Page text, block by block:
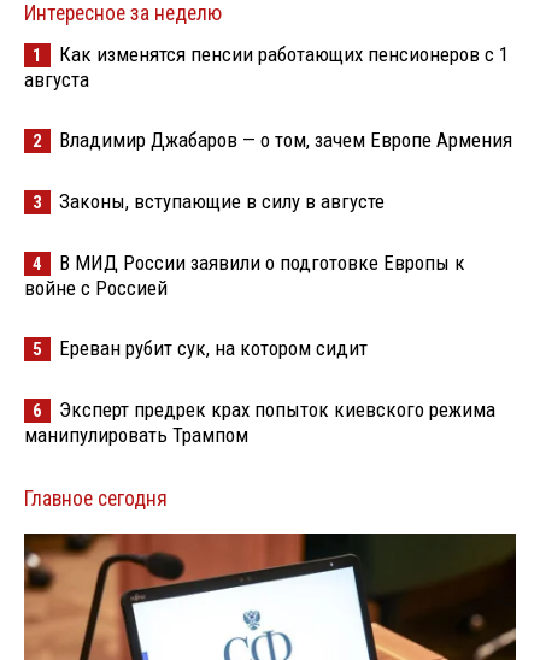
Интересное за неделю
1
Как изменятся пенсии работающих пенсионеров с 1
августа
2 Владимир Джабаров — о том, зачем Европе Армения
3 Законы, вступающие в силу в августе
4
В МИД России заявили о подготовке Европы к
войне с Россией
5 Ереван рубит сук, на котором сидит
6
Эксперт предрек крах попыток киевского режима
манипулировать Трампом
Главное сегодня